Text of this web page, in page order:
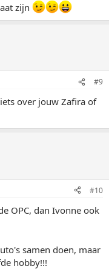
zijn
#9
over jouw Zafira of
#10
OPC, dan Ivonne ook
samen doen, maar
hobby!!!